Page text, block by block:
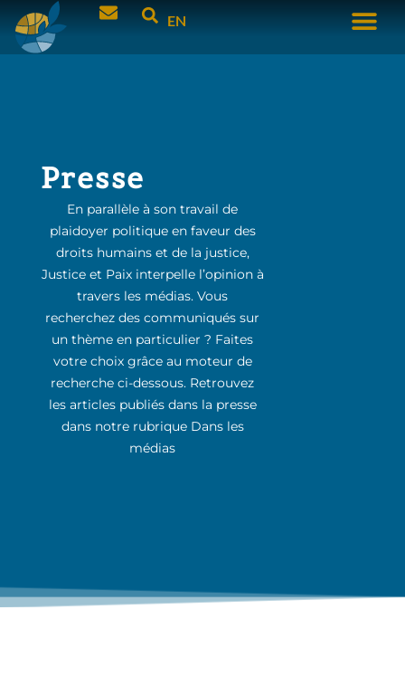
EN
Presse
En parallèle à son travail de
plaidoyer politique en faveur des
droits humains et de la justice,
Justice et Paix interpelle l’opinion à
travers les médias. Vous
recherchez des communiqués sur
un thème en particulier ? Faites
votre choix grâce au moteur de
recherche ci-dessous. Retrouvez
les articles publiés dans la presse
dans notre rubrique Dans les
médias